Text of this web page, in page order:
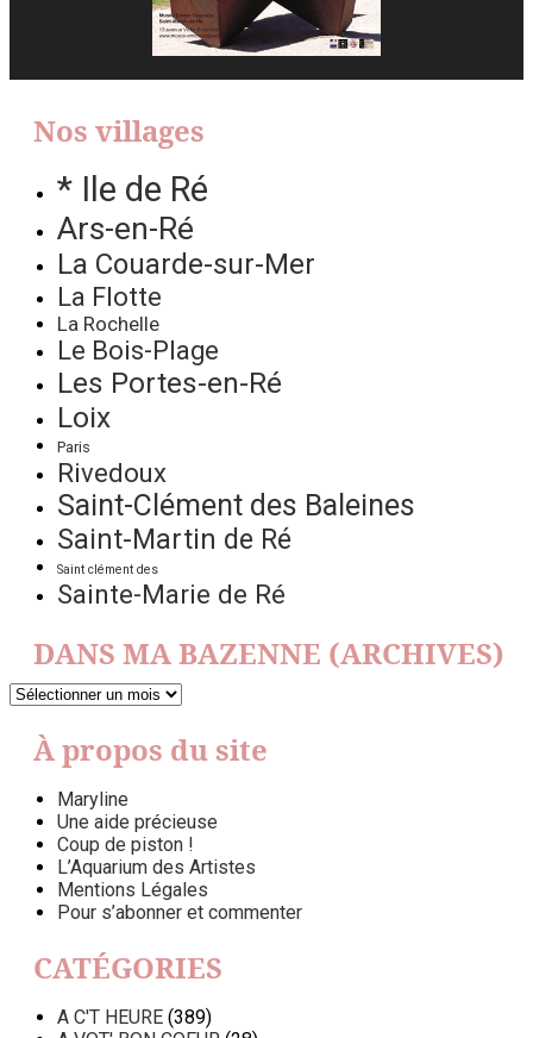
Nos villages
* Ile de Ré
Ars-en-Ré
La Couarde-sur-Mer
La Flotte
La Rochelle
Le Bois-Plage
Les Portes-en-Ré
Loix
Paris
Rivedoux
Saint-Clément des Baleines
Saint-Martin de Ré
Saint clément des
Sainte-Marie de Ré
DANS MA BAZENNE (ARCHIVES)
DANS
BAZENNE
(ARCHIVES)
À propos du site
Maryline
Une aide précieuse
Coup de piston !
L’Aquarium des Artistes
Mentions Légales
Pour s’abonner et commenter
CATÉGORIES
A C'T HEURE (389)